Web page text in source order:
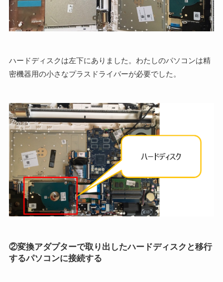
ハードディスクは左下にありました。わたしのパソコンは精
密機器用の小さなプラスドライバーが必要でした。
②変換アダプターで取り出したハードディスクと移行
するパソコンに接続する